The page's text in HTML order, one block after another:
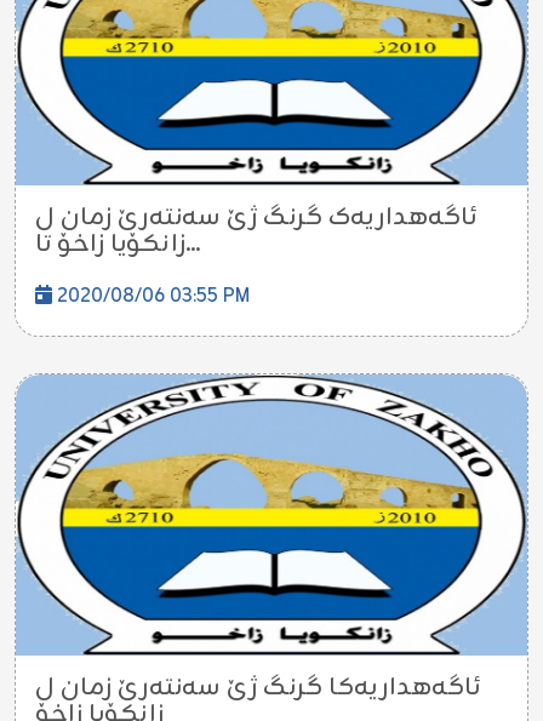
ئاگەهداریەک گرنگ ژێ سەنتەرێ زمان ل
زانکۆیا زاخۆ تا...
2020/08/06 03:55 PM
ئاگەهداریەکا گرنگ ژێ سەنتەرێ زمان ل